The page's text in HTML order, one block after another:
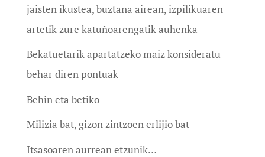
jaisten ikustea, buztana airean, izpilikuaren
artetik zure katuñoarengatik auhenka
Bekatuetarik apartatzeko maiz konsideratu
behar diren pontuak
Behin eta betiko
Milizia bat, gizon zintzoen erlijio bat
Itsasoaren aurrean etzunik…